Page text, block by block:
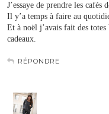
J’essaye de prendre les
Il y’a temps à faire au
Et à noël j’avais fait des
cadeaux.
RÉPONDRE